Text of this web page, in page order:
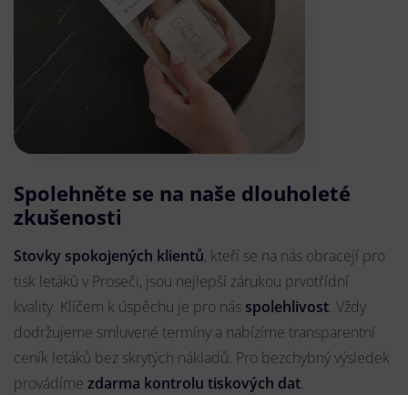
Spolehněte se na naše dlouholeté
zkušenosti
Stovky spokojených klientů, kteří se na nás obracejí pro
tisk letáků v Proseči, jsou nejlepší zárukou prvotřídní
kvality. Klíčem k úspěchu je pro nás spolehlivost. Vždy
dodržujeme smluvené termíny a nabízíme transparentní
ceník letáků bez skrytých nákladů. Pro bezchybný výsledek
provádíme zdarma kontrolu tiskových dat.